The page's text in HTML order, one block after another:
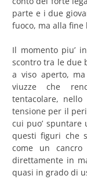
parte e i due
fuoco, ma alla
Il momento piu’
scontro tra le due
a viso aperto,
viuzze che
tentacolare,
tensione per il
cui puo’
questi figuri che
come un cancro
direttamente in
quasi in grado di